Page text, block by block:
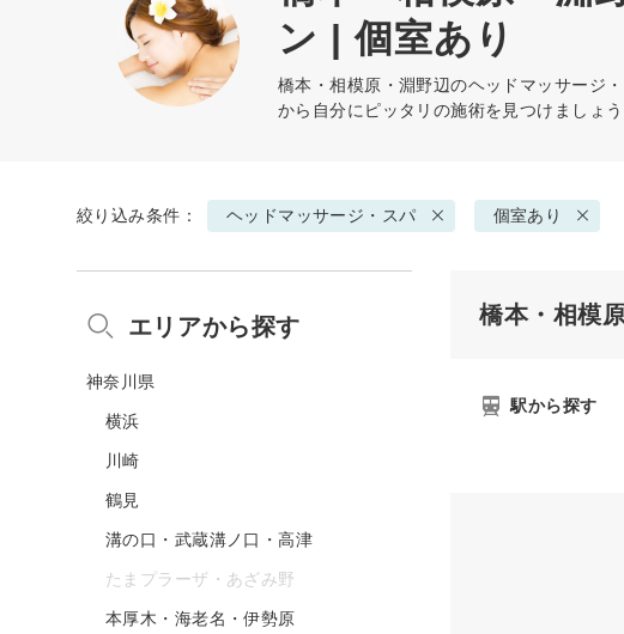
ン | 個室あり
橋本・相模原・淵野辺のヘッドマッサージ
から自分にピッタリの施術を見つけましょ
絞り込み条件： ヘッドマッサージ・スパ 個室あり
橋本・相模
駅から探す
エリアから探す
神奈川県
横浜
川崎
鶴見
溝の口・武蔵溝ノ口・高津
たまプラーザ・あざみ野
本厚木・海老名・伊勢原